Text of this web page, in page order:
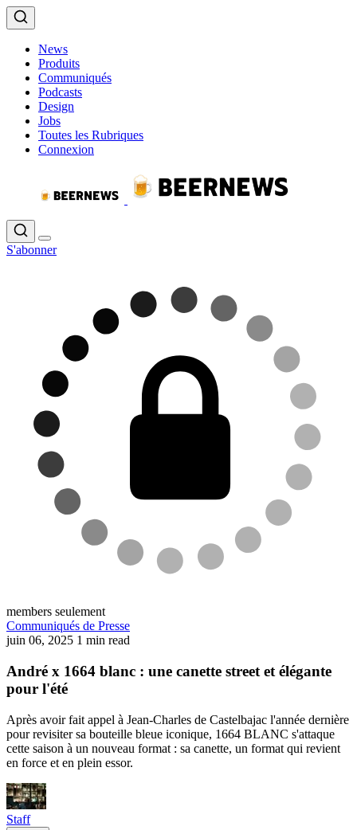
News
Produits
Communiqués
Podcasts
Design
Jobs
Toutes les Rubriques
Connexion
S'abonner
members seulement
Communiqués de Presse
juin 06, 2025 1 min read
André x 1664 blanc : une canette street et élégante
pour l'été
Après avoir fait appel à Jean-Charles de Castelbajac l'année dernière
pour revisiter sa bouteille bleue iconique, 1664 BLANC s'attaque
cette saison à un nouveau format : sa canette, un format qui revient
en force et en plein essor.
Staff